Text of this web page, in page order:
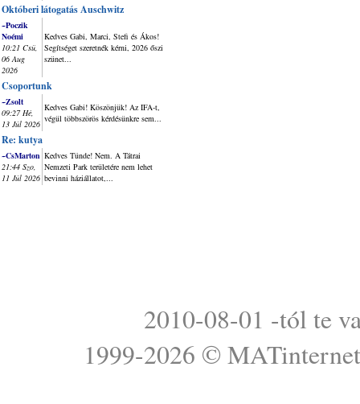
Októberi látogatás Auschwitz
~Poczik
Noémi
10:21 Csü,
06 Aug
2026
Kedves Gabi, Marci, Stefi és Ákos!
Segítséget szeretnék kérni, 2026 őszi
szünet...
Csoportunk
~Zsolt
09:27 Hé,
13 Júl 2026
Kedves Gabi! Köszönjük! Az IFA-t,
végül többszörös kérdésünkre sem...
Re: kutya
~CsMarton
21:44 Szo,
11 Júl 2026
Kedves Tünde! Nem. A Tátrai
Nemzeti Park területére nem lehet
bevinni háziállatot,...
2010-08-01 -tól te
1999-2026 © MATinternet